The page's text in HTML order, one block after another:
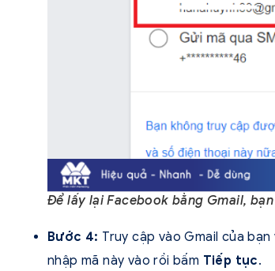
Để lấy lại Facebook bằng Gmail,
Bước 4: Truy cập vào Gmail của
nhập mã này vào rồi bấm Tiếp tục.